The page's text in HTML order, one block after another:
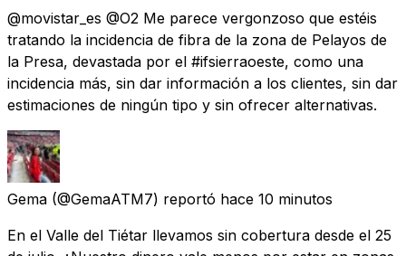
@movistar_es @O2 Me parece vergonzoso que estéis
tratando la incidencia de fibra de la zona de Pelayos de
la Presa, devastada por el #ifsierraoeste, como una
incidencia más, sin dar información a los clientes, sin dar
estimaciones de ningún tipo y sin ofrecer alternativas.
Gema (@GemaATM7) reportó hace 10 minutos
En el Valle del Tiétar llevamos sin cobertura desde el 25